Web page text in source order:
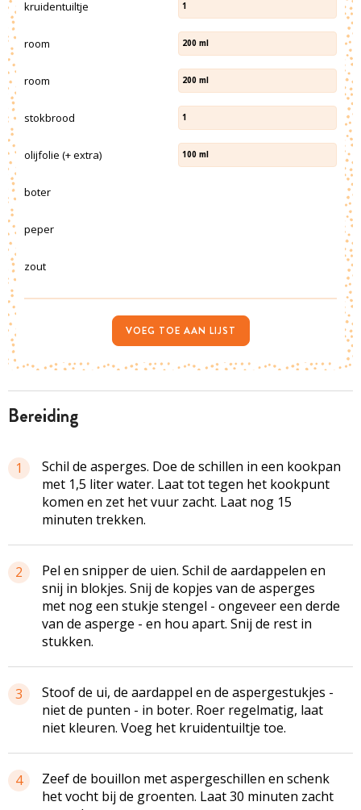
bereiding
1
Schil de asperges. Doe de schillen in een kookpan
met 1,5 liter water. Laat tot tegen het kookpunt
komen en zet het vuur zacht. Laat nog 15
minuten trekken.
2
Pel en snipper de uien. Schil de aardappelen en
snij in blokjes. Snij de kopjes van de asperges
met nog een stukje stengel - ongeveer een derde
van de asperge - en hou apart. Snij de rest in
stukken.
3
Stoof de ui, de aardappel en de aspergestukjes -
niet de punten - in boter. Roer regelmatig, laat
niet kleuren. Voeg het kruidentuiltje toe.
4
Zeef de bouillon met aspergeschillen en schenk
het vocht bij de groenten. Laat 30 minuten zacht
kruidentuiltje 1
room 200 ml
room 200 ml
stokbrood 1
olijfolie (+ extra) 100 ml
boter
peper
zout
VOEG TOE AAN LIJST